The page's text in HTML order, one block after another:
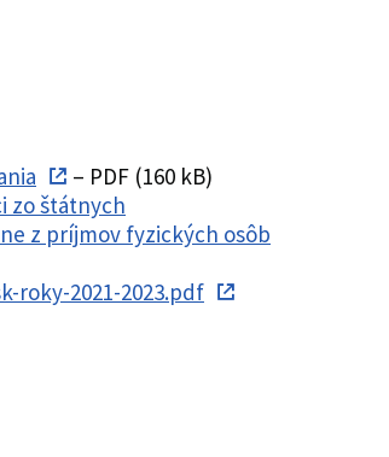
– PDF (160 kB)
zo štátnych
z príjmov fyzických osôb
2021-2023.pdf